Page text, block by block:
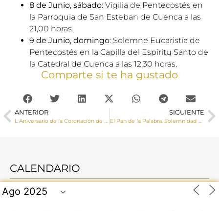
8 de Junio, sábado: Vigilia de Pentecostés en
la Parroquia de San Esteban de Cuenca a las
21,00 horas.
9 de Junio, domingo: Solemne Eucaristía de
Pentecostés en la Capilla del Espíritu Santo de
la Catedral de Cuenca a las 12,30 horas.
Comparte si te ha gustado
ANTERIOR SIGUIENTE
CALENDARIO